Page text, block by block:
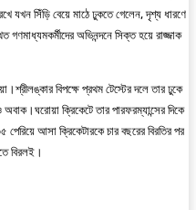
যখন সিঁড়ি বেয়ে মাঠে ঢুকতে গেলেন, দৃশ্য ধারণে
অভিনন্দনে সিক্ত হয়ে রাজ্জাক
বিপক্ষে প্রথম টেস্টের দলে তার ঢুকে
ক্রিকেটে তার পারফরম্যান্সের দিকে
আসা ক্রিকেটারকে চার বছরের বিরতির পর
বিরলই।